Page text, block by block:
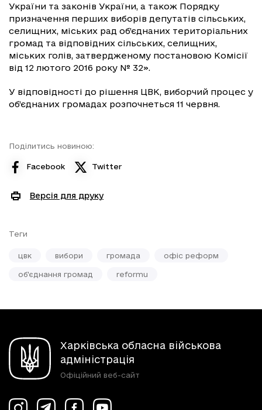
України та законів України, а також Порядку
призначення перших виборів депутатів сільських,
селищних, міських рад об’єднаних територіальних
громад та відповідних сільських, селищних,
міських голів, затвердженому постановою Комісії
від 12 лютого 2016 року № 32».
У відповідності до рішення ЦВК, виборчий процес у
об’єднаних громадах розпочнеться 11 червня.
Поділитись новиною:
Facebook Twitter
Версія для друку
Теги
цвк вибори громада офіс реформ
об'єднання громад reformu
Харківська обласна військова
адміністрація
Офіційний веб-сайт